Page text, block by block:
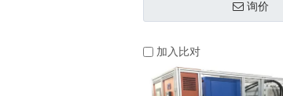
询价
加入比对